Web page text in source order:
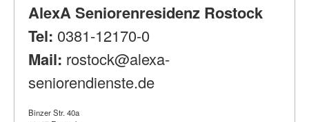
AlexA Seniorenresidenz Rostock
Tel: 0381-12170-0
Mail: rostock@alexa-
seniorendienste.de
Binzer Str. 40a